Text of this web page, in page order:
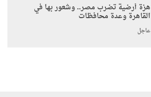
هزة أرضية تضرب مصر.. وشعور بها في
القاهرة وعدة محافظات
عاجل